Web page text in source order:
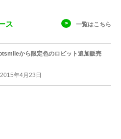
ス 一覧はこちら
から限定色のロビット追加販売
2015年4月23日